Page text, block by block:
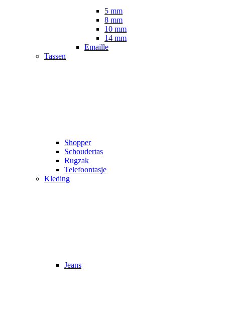
5 mm
8 mm
10 mm
14 mm
Emaille
Tassen
Shopper
Schoudertas
Rugzak
Telefoontasje
Kleding
Jeans